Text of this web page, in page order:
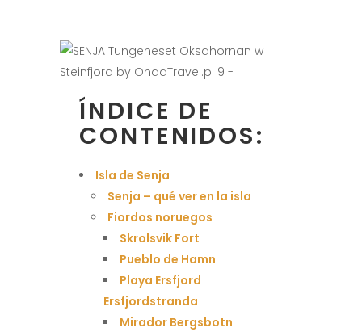
ÍNDICE DE
CONTENIDOS:
Isla de Senja
Senja – qué ver en la isla
Fiordos noruegos
Skrolsvik Fort
Pueblo de Hamn
Playa Ersfjord
Ersfjordstranda
Mirador Bergsbotn